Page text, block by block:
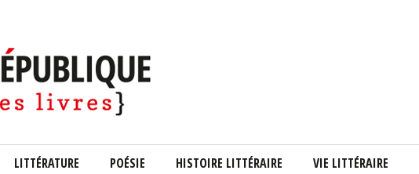
LITTÉRATURE POÉSIE HISTOIRE LITTÉRAIRE VIE LITTÉRAIRE